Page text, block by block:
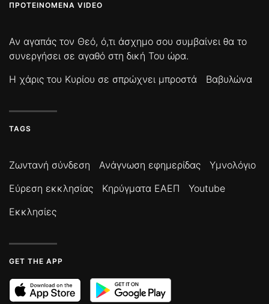
ΠΡΟΤΕΙΝΌΜΕΝΑ VIDEO
Αν αγαπάς τον Θεό, ό,τι άσχημο σου συμβαίνει θα το
συνεργήσει σε αγαθό στη δική Του ώρα.
Η χάρις του Κυρίου σε σπρώχνει μπροστά
Βαβυλώνα
TAGS
Ζωντανή σύνδεση Ανάγνωση εφημερίδας
Υμνολόγιο
Εύρεση εκκλησίας
Κηρύγματα ΕΑΕΠ
Youtube
Εκκλησίες
GET THE APP